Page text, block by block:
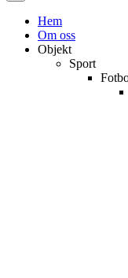
Hem
Om oss
Objekt
Sport